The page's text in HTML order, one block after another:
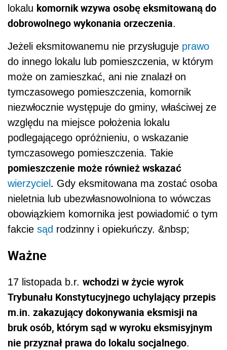
lokalu komornik wzywa osobę eksmitowaną do
dobrowolnego wykonania orzeczenia.
Jeżeli eksmitowanemu nie przysługuje prawo
do innego lokalu lub pomieszczenia, w którym
może on zamieszkać, ani nie znalazł on
tymczasowego pomieszczenia, komornik
niezwłocznie występuje do gminy, właściwej ze
względu na miejsce położenia lokalu
podlegającego opróżnieniu, o wskazanie
tymczasowego pomieszczenia. Takie
pomieszczenie może również wskazać
wierzyciel. Gdy eksmitowana ma zostać osoba
nieletnia lub ubezwłasnowolniona to wówczas
obowiązkiem komornika jest powiadomić o tym
fakcie sąd rodzinny i opiekuńczy. &nbsp;
Ważne
17 listopada b.r. wchodzi w życie wyrok
Trybunału Konstytucyjnego uchylający przepis
m.in. zakazujący dokonywania eksmisji na
bruk osób, którym sąd w wyroku eksmisyjnym
nie przyznał prawa do lokalu socjalnego.